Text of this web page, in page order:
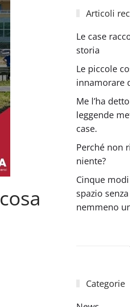
Articoli
Le case
storia
Le piccole
innamorare
Me l’ha
leggende
case.
Perché non
niente?
Cinque
spazio
nemmeno
Categorie